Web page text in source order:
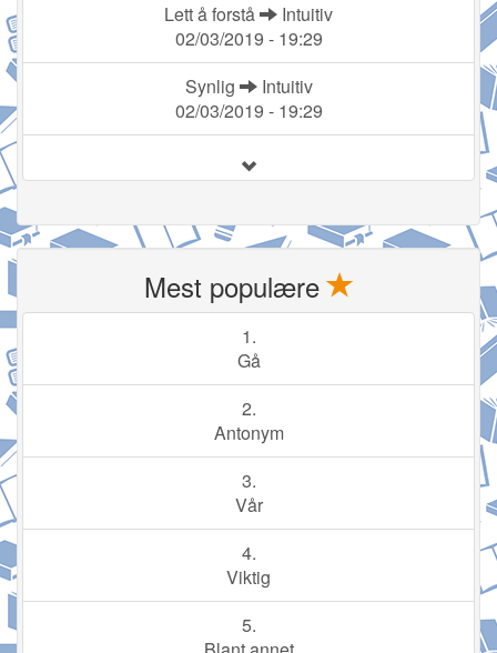
Lett å forstå
Intuitiv
02/03/2019 - 19:29
Synlig
Intuitiv
02/03/2019 - 19:29
Mest populære
1.
Gå
2.
Antonym
3.
Vår
4.
Viktig
5.